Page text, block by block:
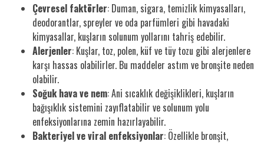
Çevresel faktörler: Duman, sigara, temizlik kimyasalları,
deodorantlar, spreyler ve oda parfümleri gibi havadaki
kimyasallar, kuşların solunum yollarını tahriş edebilir.
Alerjenler: Kuşlar, toz, polen, küf ve tüy tozu gibi alerjenlere
karşı hassas olabilirler. Bu maddeler astım ve bronşite neden
olabilir.
Soğuk hava ve nem: Ani sıcaklık değişiklikleri, kuşların
bağışıklık sistemini zayıflatabilir ve solunum yolu
enfeksiyonlarına zemin hazırlayabilir.
Bakteriyel ve viral enfeksiyonlar: Özellikle bronşit,